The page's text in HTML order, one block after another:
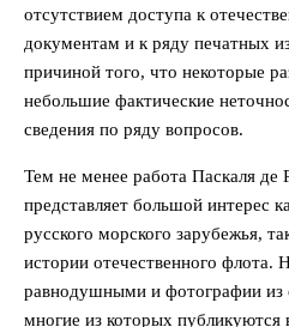
отсутствием доступа к
документам и к ряду печатных
причиной того, что некоторые
небольшие фактические
сведения по ряду вопросов.
Тем не менее работа Паскаля де
представляет большой интерес
русского морского зарубежья,
истории отечественного флота.
равнодушными и фотографии из
многие из которых публикуются